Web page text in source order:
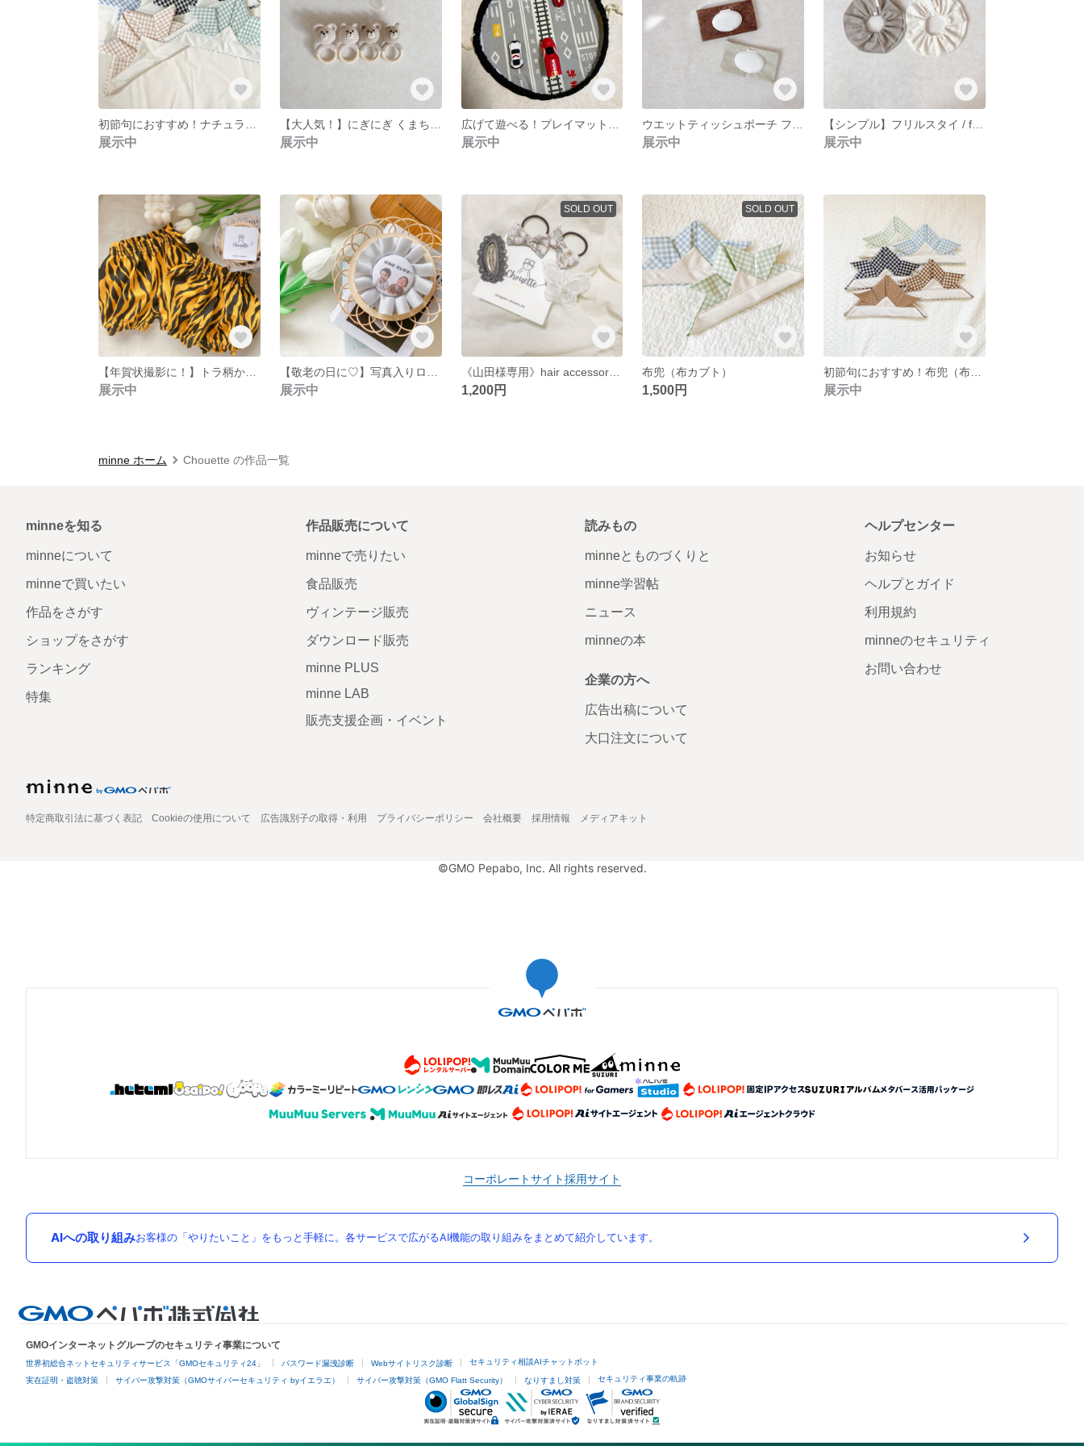
展示中 展示中 展示中 展示中 展示中
展示中 展示中
SOLD OUT
《山田様専用》hair accessory set
1,200円
SOLD OUT
布兜（布カブト）
1,500円 展示中
minne ホーム Chouette の作品一覧
minneを知る
minneについて
minneで買いたい
作品をさがす
ショップをさがす
ランキング
特集
作品販売について
minneで売りたい
食品販売
ヴィンテージ販売
ダウンロード販売
minne PLUS
minne LAB
販売支援企画・イベント
読みもの
minneとものづくりと
minne学習帖
ニュース
minneの本
企業の方へ
広告出稿について
大口注文について
ヘルプセンター
お知らせ
ヘルプとガイド
利用規約
minneのセキュリティ
お問い合わせ
特定商取引法に基づく表記 Cookieの使用について 広告識別子の取得・利用 プライバシーポリシー 会社概要 採用情報 メディアキット
©GMO Pepabo, Inc. All rights reserved.
コーポレートサイト採用サイト
AIへの取り組みお客様の「やりたいこと」をもっと手軽に。各サービスで広がるAI機能の取り組みをまとめて紹介しています。
GMOインターネットグループのセキュリティ事業について
世界初総合ネットセキュリティサービス「GMOセキュリティ24」 パスワード漏洩診断 Webサイトリスク診断 セキュリティ相談AIチャットボット
実在証明・盗聴対策 サイバー攻撃対策（GMOサイバーセキュリティ byイエラエ） サイバー攻撃対策（GMO Flatt Security） なりすまし対策 セキュリティ事業の軌跡